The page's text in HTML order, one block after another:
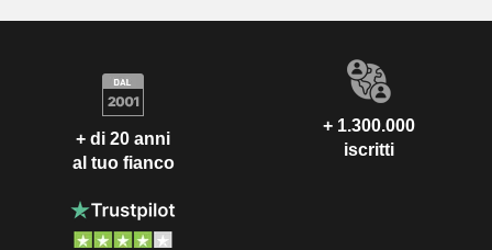
+ di 20 anni
al tuo fianco
+ 1.300.000
iscritti